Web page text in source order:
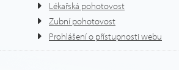
Lékařská pohotovost
Zubní pohotovost
Prohlášení o přístupnosti webu